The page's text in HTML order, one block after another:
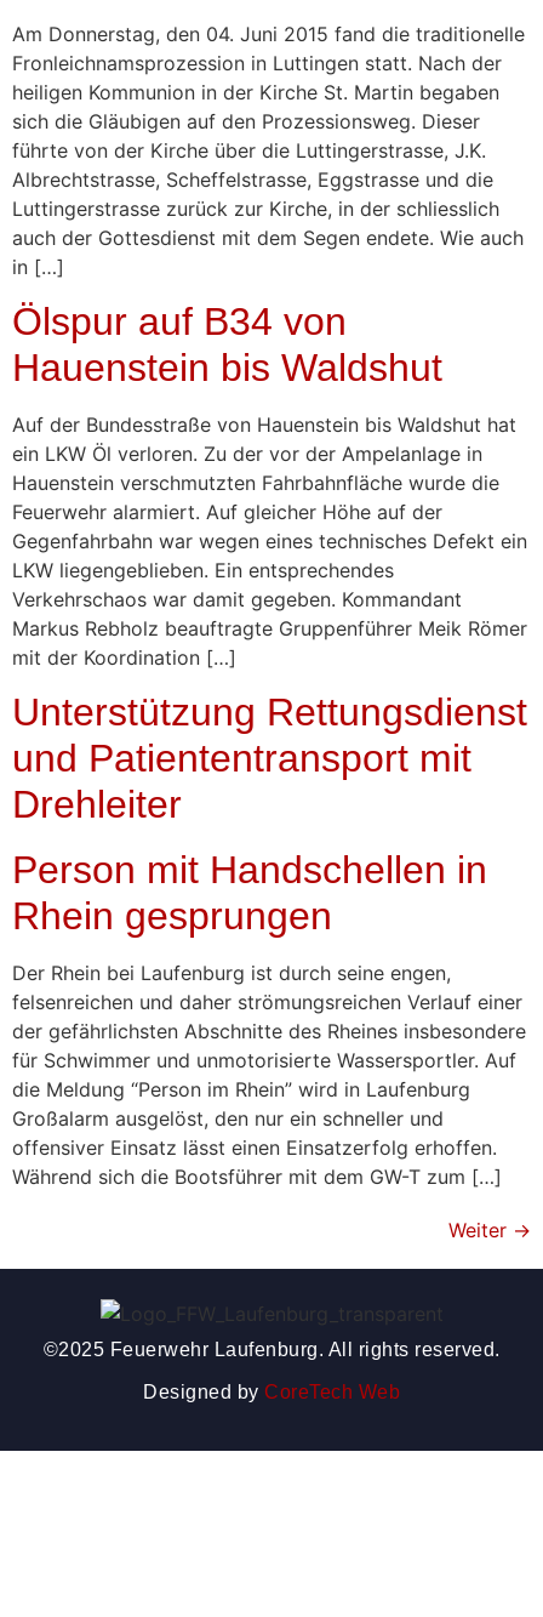
Am Donnerstag, den 04. Juni 2015 fand die traditionelle
Fronleichnamsprozession in Luttingen statt. Nach der
heiligen Kommunion in der Kirche St. Martin begaben
sich die Gläubigen auf den Prozessionsweg. Dieser
führte von der Kirche über die Luttingerstrasse, J.K.
Albrechtstrasse, Scheffelstrasse, Eggstrasse und die
Luttingerstrasse zurück zur Kirche, in der schliesslich
auch der Gottesdienst mit dem Segen endete. Wie auch
in […]
Ölspur auf B34 von
Hauenstein bis Waldshut
Auf der Bundesstraße von Hauenstein bis Waldshut hat
ein LKW Öl verloren. Zu der vor der Ampelanlage in
Hauenstein verschmutzten Fahrbahnfläche wurde die
Feuerwehr alarmiert. Auf gleicher Höhe auf der
Gegenfahrbahn war wegen eines technisches Defekt ein
LKW liegengeblieben. Ein entsprechendes
Verkehrschaos war damit gegeben. Kommandant
Markus Rebholz beauftragte Gruppenführer Meik Römer
mit der Koordination […]
Unterstützung Rettungsdienst
und Patiententransport mit
Drehleiter
Person mit Handschellen in
Rhein gesprungen
Der Rhein bei Laufenburg ist durch seine engen,
felsenreichen und daher strömungsreichen Verlauf einer
der gefährlichsten Abschnitte des Rheines insbesondere
für Schwimmer und unmotorisierte Wassersportler. Auf
die Meldung “Person im Rhein” wird in Laufenburg
Großalarm ausgelöst, den nur ein schneller und
offensiver Einsatz lässt einen Einsatzerfolg erhoffen.
Während sich die Bootsführer mit dem GW-T zum […]
Weiter →
©2025 Feuerwehr Laufenburg. All rights reserved.
Designed by CoreTech Web